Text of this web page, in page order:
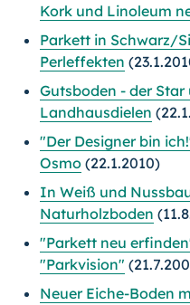
Kork und Linoleum
Parkett in Schwarz/
Perleffekten
Gutsboden - der Star
Landhausdielen
"Der Designer bin
Osmo (22.1.2010)
In Weiß und
Naturholzboden
"Parkett neu
"Parkvision"
Neuer Eiche-Boden